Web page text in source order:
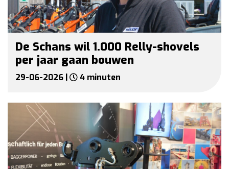
De Schans wil 1.000 Relly-shovels
per jaar gaan bouwen
29-06-2026 | 4 minuten